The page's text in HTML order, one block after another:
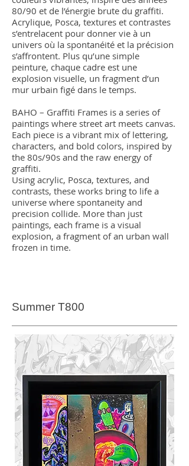
80/90 et de l’énergie brute du graffiti.
Acrylique, Posca, textures et contrastes
s’entrelacent pour donner vie à un
univers où la spontanéité et la précision
s’affrontent. Plus qu’une simple
peinture, chaque cadre est une
explosion visuelle, un fragment d’un
mur urbain figé dans le temps.
BAHO – Graffiti Frames is a series of
paintings where street art meets canvas.
Each piece is a vibrant mix of lettering,
characters, and bold colors, inspired by
the 80s/90s and the raw energy of
graffiti.
Using acrylic, Posca, textures, and
contrasts, these works bring to life a
universe where spontaneity and
precision collide. More than just
paintings, each frame is a visual
explosion, a fragment of an urban wall
frozen in time.
Summer T800